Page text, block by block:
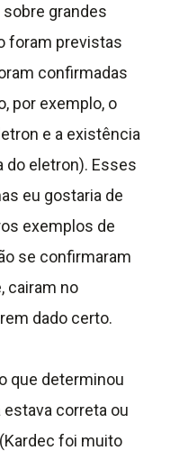
grandes
foram previstas
confirmadas
por exemplo, o
e a existência
do eletron). Esses
eu gostaria de
exemplos de
se confirmaram
cairam no
dado certo.
que determinou
correta ou
(Kardec foi muito